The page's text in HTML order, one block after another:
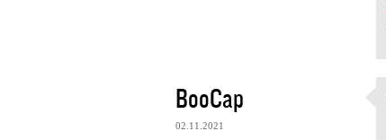
BooCap
02.11.2021